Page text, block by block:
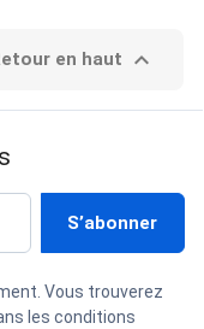
en haut 
Vous trouverez
les conditions